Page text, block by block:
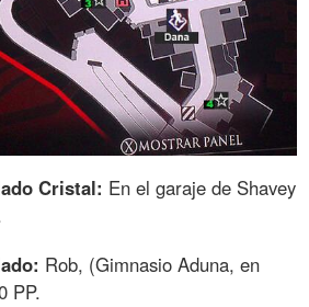
Cristal: En el garaje de Shavey
Rob, (Gimnasio Aduna, en
PP.